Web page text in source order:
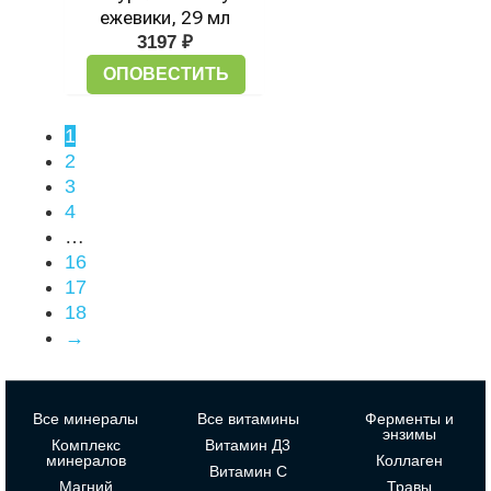
ежевики, 29 мл
3197 ₽
ОПОВЕСТИТЬ
1
2
3
4
…
16
17
18
→
Все минералы
Комплекс
минералов
Магний
Все витамины
Витамин Д3
Витамин С
Ферменты и
энзимы
Коллаген
Травы